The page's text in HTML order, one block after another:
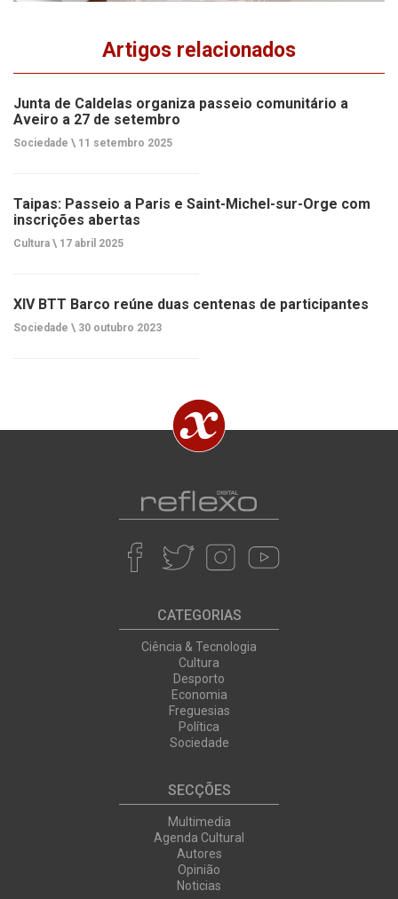
Artigos relacionados
Junta de Caldelas organiza passeio comunitário a
Aveiro a 27 de setembro
Sociedade \ 11 setembro 2025
Taipas: Passeio a Paris e Saint-Michel-sur-Orge com
inscrições abertas
Cultura \ 17 abril 2025
XIV BTT Barco reúne duas centenas de participantes
Sociedade \ 30 outubro 2023
CATEGORIAS
Ciência & Tecnologia
Cultura
Desporto
Economia
Freguesias
Política
Sociedade
SECÇÕES
Multimedia
Agenda Cultural
Autores
Opinião
Noticias